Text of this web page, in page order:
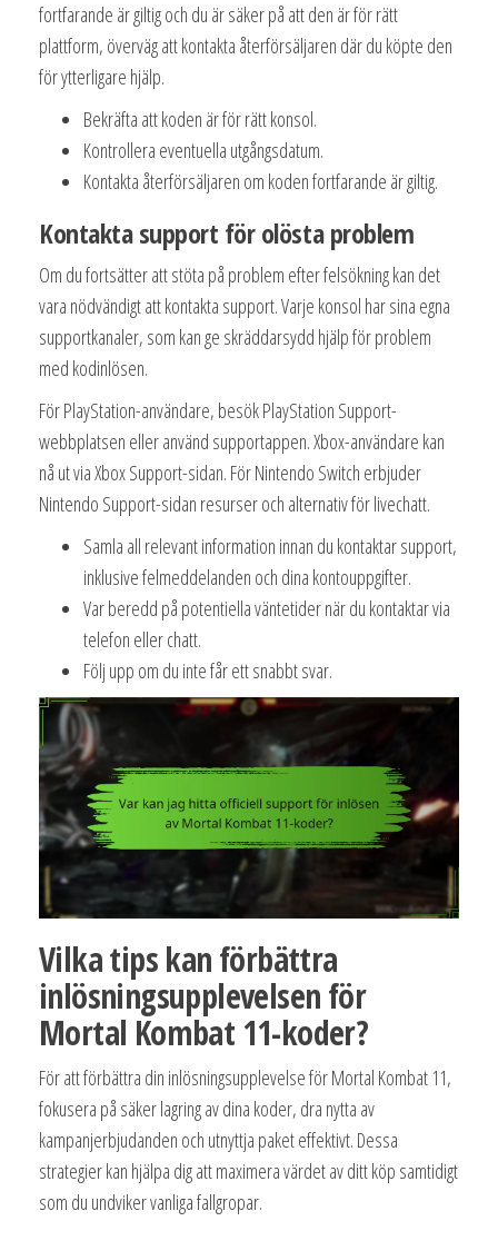
fortfarande är giltig och du är säker på att den är för rätt
plattform, överväg att kontakta återförsäljaren där du köpte den
för ytterligare hjälp.
Bekräfta att koden är för rätt konsol.
Kontrollera eventuella utgångsdatum.
Kontakta återförsäljaren om koden fortfarande är giltig.
Kontakta support för olösta problem
Om du fortsätter att stöta på problem efter felsökning kan det
vara nödvändigt att kontakta support. Varje konsol har sina egna
supportkanaler, som kan ge skräddarsydd hjälp för problem
med kodinlösen.
För PlayStation-användare, besök PlayStation Support-
webbplatsen eller använd supportappen. Xbox-användare kan
nå ut via Xbox Support-sidan. För Nintendo Switch erbjuder
Nintendo Support-sidan resurser och alternativ för livechatt.
Samla all relevant information innan du kontaktar support,
inklusive felmeddelanden och dina kontouppgifter.
Var beredd på potentiella väntetider när du kontaktar via
telefon eller chatt.
Följ upp om du inte får ett snabbt svar.
Vilka tips kan förbättra
inlösningsupplevelsen för
Mortal Kombat 11-koder?
För att förbättra din inlösningsupplevelse för Mortal Kombat 11,
fokusera på säker lagring av dina koder, dra nytta av
kampanjerbjudanden och utnyttja paket effektivt. Dessa
strategier kan hjälpa dig att maximera värdet av ditt köp samtidigt
som du undviker vanliga fallgropar.